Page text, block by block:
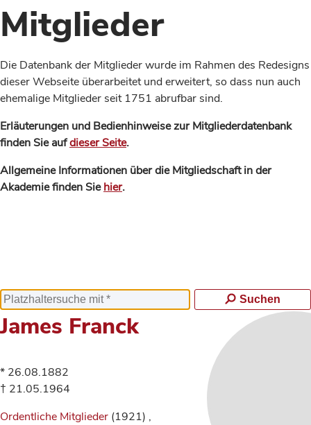
Mitglieder
Die Datenbank der Mitglieder wurde im Rahmen des Redesigns
dieser Webseite überarbeitet und erweitert, so dass nun auch
ehemalige Mitglieder seit 1751 abrufbar sind.
Erläuterungen und Bedienhinweise zur Mitgliederdatenbank
finden Sie aufdieser Seite.
Allgemeine Informationen über die Mitgliedschaft in der
Akademie finden Siehier.
Suchen
James Franck
* 26.08.1882
† 21.05.1964
Ordentliche Mitglieder (1921) ,